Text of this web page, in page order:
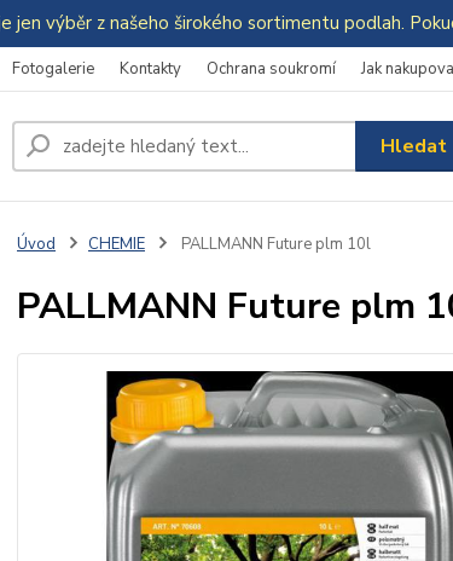
jen výběr z našeho širokého sortimentu podlah.
Fotogalerie Kontakty Ochrana soukromí Jak
Hledat
Úvod CHEMIE PALLMANN Future plm 10l
PALLMANN Future plm